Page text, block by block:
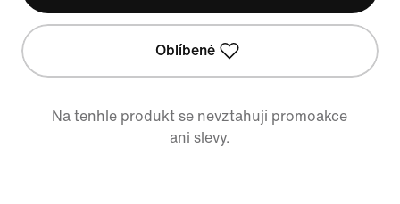
Oblíbené
Na tenhle produkt se nevztahují promoakce
ani slevy.